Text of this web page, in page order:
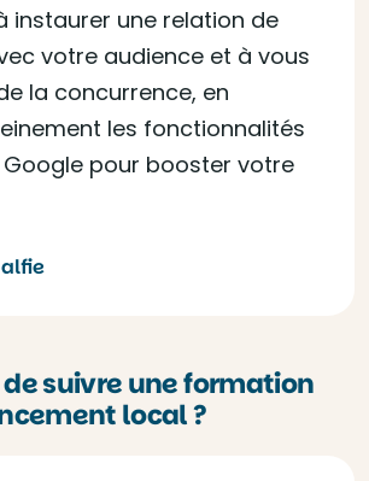
instaurer une relation de
votre audience et à vous
la concurrence, en
les fonctionnalités
pour booster votre
suivre une formation
local ?